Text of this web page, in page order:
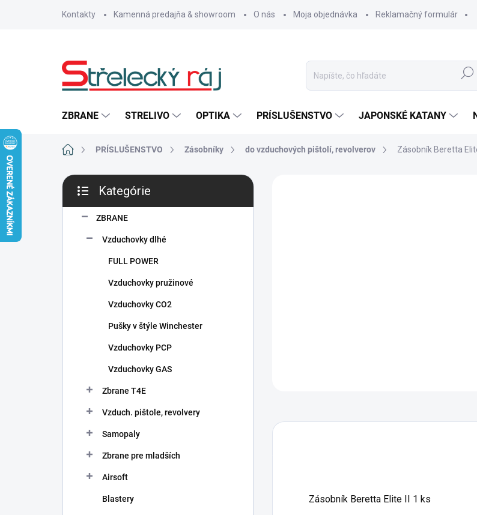
Kontakty Kamenná predajňa & showroom O nás Moja objednávka Reklamačný formulár
Hľadať
ZBRANE STRELIVO OPTIKA PRÍSLUŠENSTVO JAPONSKÉ KATANY
DomovPRÍSLUŠENSTVO Zásobníky do vzduchových pištolí, revolverov Zásobník Beretta
B
č
kategórie
Kategórie
ZBRANE
Vzduchovky dlhé
FULL POWER
Vzduchovky pružinové
Vzduchovky CO2
Pušky v štýle Winchester
Vzduchovky PCP
Vzduchovky GAS
Zbrane T4E
Vzduch. pištole, revolvery
Samopaly
Zbrane pre mladších
Airsoft
Blastery Zásobník Beretta Elite II 1 ks